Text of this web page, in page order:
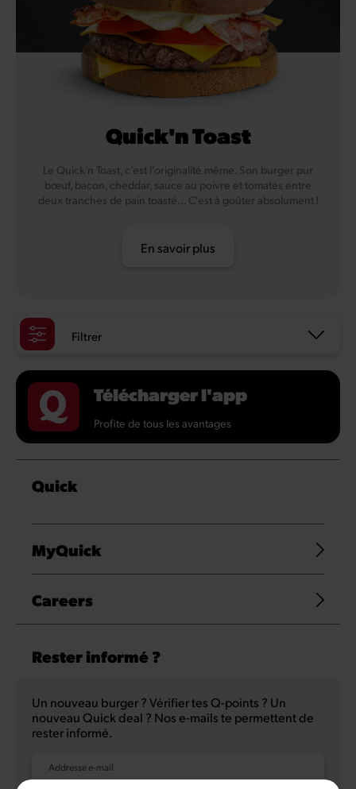
Quick'n Toast
Le Quick’n Toast, c’est l’originalité même. Son burger pur
bœuf, bacon, cheddar, sauce au poivre et tomates entre
deux tranches de pain toasté... C'est à goûter absolument !
En savoir plus
Filtrer
Télécharger l'app
Profite de tous les avantages
Quick
MyQuick
Careers
Rester informé ?
Un nouveau burger ? Vérifier tes Q-points ? Un
nouveau Quick deal ? Nos e-mails te permettent de
rester informé.
Addresse e-mail